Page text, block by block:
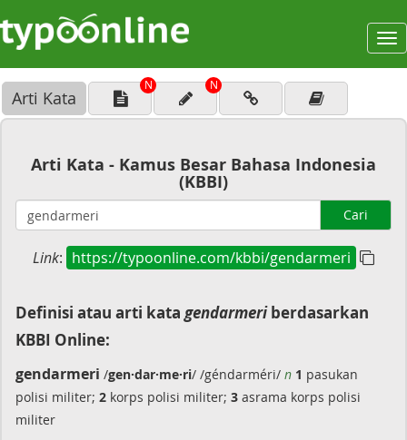
Arti Kata
N N
Arti Kata - Kamus Besar Bahasa Indonesia
(KBBI)
Cari
Link: https://typoonline.com/kbbi/gendarmeri
Definisi atau arti kata gendarmeriberdasarkan
KBBI Online:
gendarmeri /gen·dar·me·ri/ /géndarméri/ n 1 pasukan
polisi militer; 2 korps polisi militer; 3 asrama korps polisi
militer